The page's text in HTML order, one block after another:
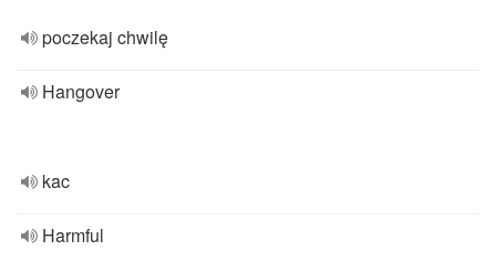
poczekaj chwilę
Hangover
kac
Harmful